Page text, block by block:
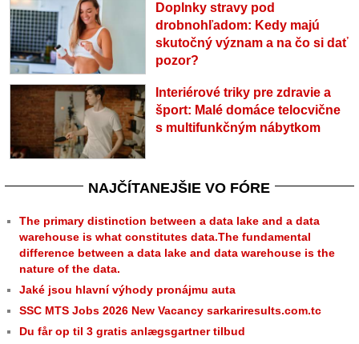
Doplnky stravy pod
drobnohľadom: Kedy majú
skutočný význam a na čo si dať
pozor?
Interiérové triky pre zdravie a
šport: Malé domáce telocvične
s multifunkčným nábytkom
NAJČÍTANEJŠIE VO FÓRE
The primary distinction between a data lake and a data
warehouse is what constitutes data.The fundamental
difference between a data lake and data warehouse is the
nature of the data.
Jaké jsou hlavní výhody pronájmu auta
SSC MTS Jobs 2026 New Vacancy sarkariresults.com.tc
Du får op til 3 gratis anlægsgartner tilbud